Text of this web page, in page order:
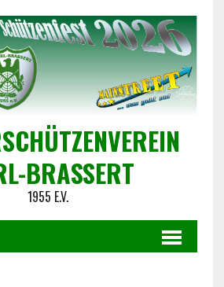
BRASSERT
1955 E.V.